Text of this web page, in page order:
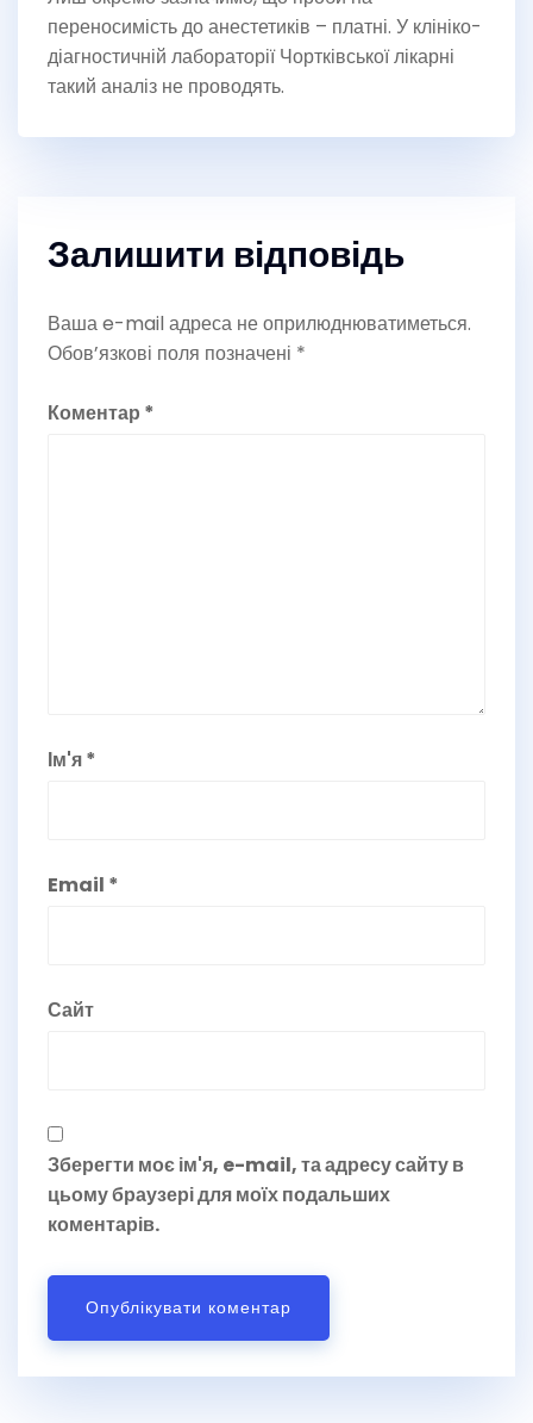
переносимість до анестетиків – платні. У клініко-
діагностичній лабораторії Чортківської лікарні
такий аналіз не проводять.
Залишити відповідь
Ваша e-mail адреса не оприлюднюватиметься.
Обов’язкові поля позначені *
Коментар *
Ім'я*
Email *
Сайт
Зберегти моє ім'я, e-mail, та адресу сайту в
цьому браузері для моїх подальших
коментарів.